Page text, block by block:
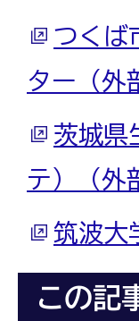
つくば
ター（外
茨城県
テ）（外
筑波大
この記